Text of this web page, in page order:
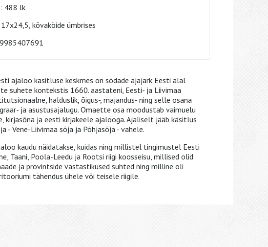
488 lk
17x24,5, kõvaköide ümbrises
ajaloo käsitluse keskmes on sõdade ajajärk Eesti alal
suhete kontekstis 1660. aastateni, Eesti- ja Liivimaa
halduslik, õigus-, majandus- ning selle osana
ja asustusajalugu. Omaette osa moodustab vaimuelu
kirjasõna ja eesti kirjakeele ajalooga. Ajaliselt jääb käsitlus
- Vene-Liivimaa sõja ja Põhjasõja - vahele.
kaudu näidatakse, kuidas ning millistel tingimustel Eesti
Taani, Poola-Leedu ja Rootsi riigi koosseisu, millised olid
ja provintside vastastikused suhted ning milline oli
tähendus ühele või teisele riigile.